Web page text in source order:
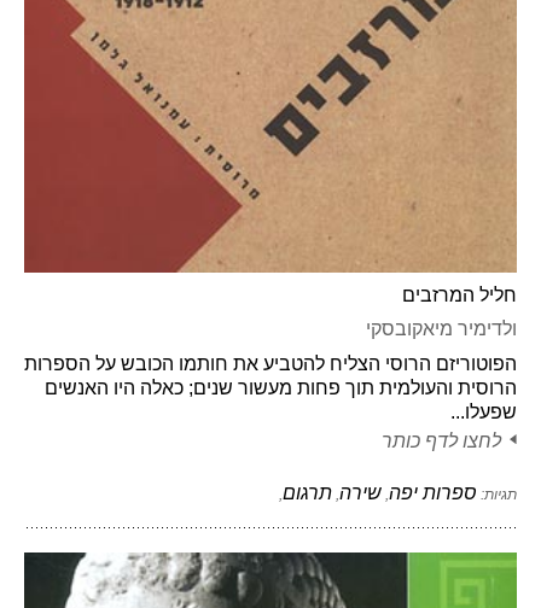
חליל המרזבים
ולדימיר מיאקובסקי
הפוטוריזם הרוסי הצליח להטביע את חותמו הכובש על הספרות
הרוסית והעולמית תוך פחות מעשור שנים; כאלה היו האנשים
שפעלו...
לחצו לדף כותר
תגיות: ספרות יפה שירה תרגום